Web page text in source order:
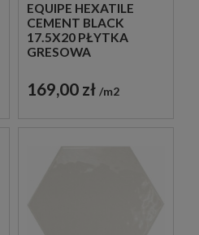
EQUIPE HEXATILE
CEMENT BLACK
17.5X20 PŁYTKA
GRESOWA
169,00 zł m2